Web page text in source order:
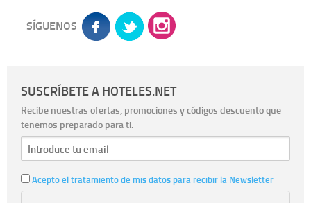
SÍGUENOS
SUSCRÍBETE A HOTELES.NET
Recibe nuestras ofertas, promociones y códigos descuento que
tenemos preparado para ti.
Acepto el tratamiento de mis datos para recibir la Newsletter